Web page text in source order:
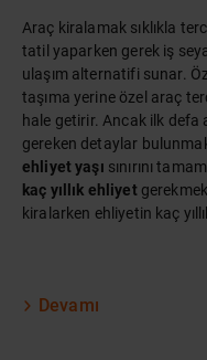
Araç kiralamak sıklıkla
tatil yaparken gerek iş
ulaşım alternatifi sunar.
taşıma yerine özel araç
hale getirir. Ancak ilk defa
gereken detaylar
ehliyet yaşı sınırını
kaç yıllık ehliyet
kiralarken ehliyetin kaç
Devamı